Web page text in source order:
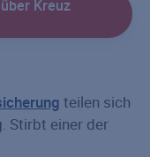
Kreuz
teilen sich
. Stirbt einer der